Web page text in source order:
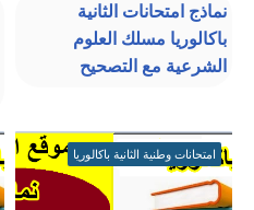
نماذج امتحانات الثانية
باكالوريا مسلك العلوم
الشرعية مع التصحيح
امتحانات وطنية الثانية باكالوريا